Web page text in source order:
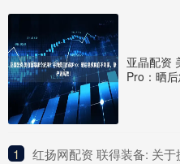
亚晶配资
Pro：晒
1 红扬网配资 联得装备: 关于提